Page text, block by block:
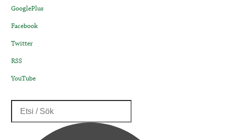
GooglePlus
Facebook
Twitter
RSS
YouTube